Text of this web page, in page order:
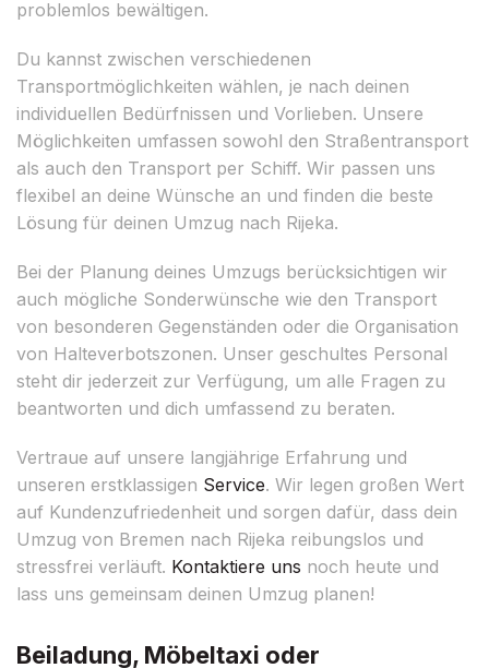
problemlos bewältigen.
Du kannst zwischen verschiedenen
Transportmöglichkeiten wählen, je nach deinen
individuellen Bedürfnissen und Vorlieben. Unsere
Möglichkeiten umfassen sowohl den Straßentransport
als auch den Transport per Schiff. Wir passen uns
flexibel an deine Wünsche an und finden die beste
Lösung für deinen Umzug nach Rijeka.
Bei der Planung deines Umzugs berücksichtigen wir
auch mögliche Sonderwünsche wie den Transport
von besonderen Gegenständen oder die Organisation
von Halteverbotszonen. Unser geschultes Personal
steht dir jederzeit zur Verfügung, um alle Fragen zu
beantworten und dich umfassend zu beraten.
Vertraue auf unsere langjährige Erfahrung und
unseren erstklassigen Service. Wir legen großen Wert
auf Kundenzufriedenheit und sorgen dafür, dass dein
Umzug von Bremen nach Rijeka reibungslos und
stressfrei verläuft. Kontaktiere uns noch heute und
lass uns gemeinsam deinen Umzug planen!
Beiladung, Möbeltaxi oder